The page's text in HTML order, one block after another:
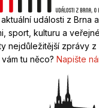
události z Brna
sport, kulturu a
nejdůležitější zprávy z
vám tu něco? Napište